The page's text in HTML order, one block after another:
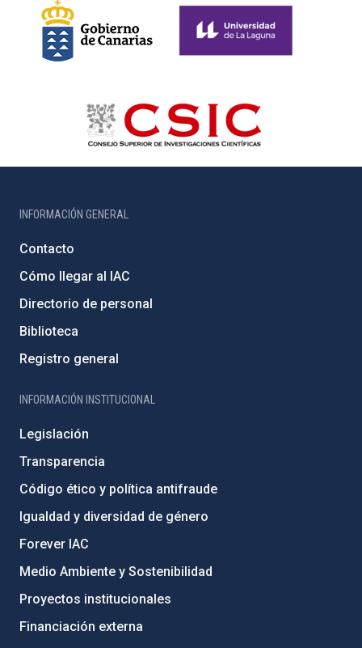
INFORMACIÓN GENERAL
Contacto
Cómo llegar al IAC
Directorio de personal
Biblioteca
Registro general
INFORMACIÓN INSTITUCIONAL
Legislación
Transparencia
Código ético y política antifraude
Igualdad y diversidad de género
Forever IAC
Medio Ambiente y Sostenibilidad
Proyectos institucionales
Financiación externa